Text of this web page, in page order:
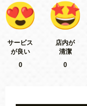
サービス
が良い
0
店内が
清潔
0